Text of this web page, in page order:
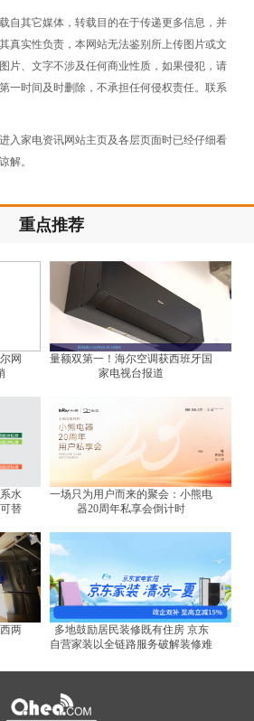
自其它媒体，转载目的在于传递更多信息，并
真实性负责，本网站无法鉴别所上传图片或文
片、文字不涉及任何商业性质，如果侵犯，请
一时间及时删除，不承担任何侵权责任。联系
入家电资讯网站主页及各层页面时已经仔细看
解。
重点推荐
网
量额双第一！海尔空调获西班牙国
家电视台报道
水
替
一场只为用户而来的聚会：小熊电
器20周年私享会倒计时
两
多地鼓励居民装修既有住房 京东
自营家装以全链路服务破解装修难